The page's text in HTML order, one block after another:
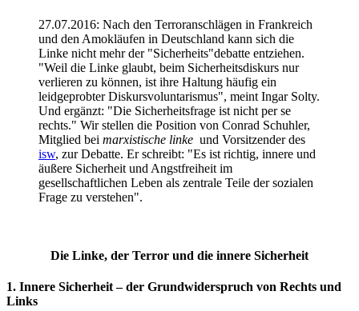
27.07.2016: Nach den Terroranschlägen in Frankreich
und den Amokläufen in Deutschland kann sich die
Linke nicht mehr der "Sicherheits"debatte entziehen.
"Weil die Linke glaubt, beim Sicherheitsdiskurs nur
verlieren zu können, ist ihre Haltung häufig ein
leidgeprobter Diskursvoluntarismus", meint Ingar Solty.
Und ergänzt: "Die Sicherheitsfrage ist nicht per se
rechts." Wir stellen die Position von Conrad Schuhler,
Mitglied bei marxistische linke und Vorsitzender des
isw, zur Debatte. Er schreibt: "Es ist richtig, innere und
äußere Sicherheit und Angstfreiheit im
gesellschaftlichen Leben als zentrale Teile der sozialen
Frage zu verstehen".
Die Linke, der Terror und die innere Sicherheit
1. Innere Sicherheit – der Grundwiderspruch von Rechts und
Links